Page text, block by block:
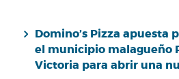
Domino’s Pizza apuesta
el municipio malagueño
Victoria para abrir una